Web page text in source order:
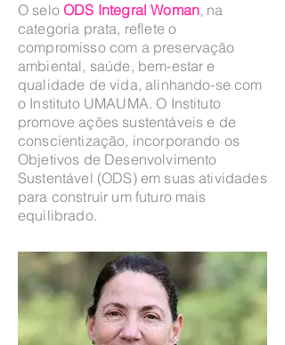
O seloODS Integral Woman, na
categoria prata, reflete o
compromisso com a preservação
ambiental, saúde, bem-estar e
qualidade de vida, alinhando-se com
o Instituto UMAUMA. O Instituto
promove ações sustentáveis e de
conscientização, incorporando os
Objetivos de Desenvolvimento
Sustentável (ODS) em suas atividades
para construir um futuro mais
equilibrado.